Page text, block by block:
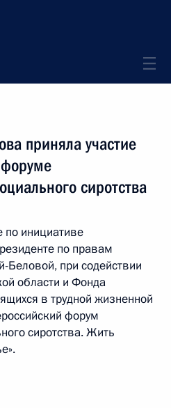
приняла участие
сиротства
инициативе
по правам
при содействии
области и Фонда
в трудной жизненной
форум
сиротства. Жить